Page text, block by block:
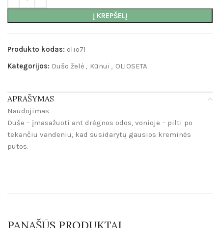
Į KREPŠELĮ
Produkto kodas: olio71
Kategorijos: Dušo želė , Kūnui , OLIOSETA
APRAŠYMAS
Naudojimas
Duše – įmasažuoti ant drėgnos odos, vonioje – pilti po
tekančiu vandeniu, kad susidarytų gausios kreminės
putos.
PANAŠŪS PRODUKTAI